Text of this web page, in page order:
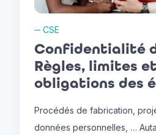
─ CSE
Confidentialité
Règles, limites et
obligations des
Procédés de fabrication,
données personnelles, …